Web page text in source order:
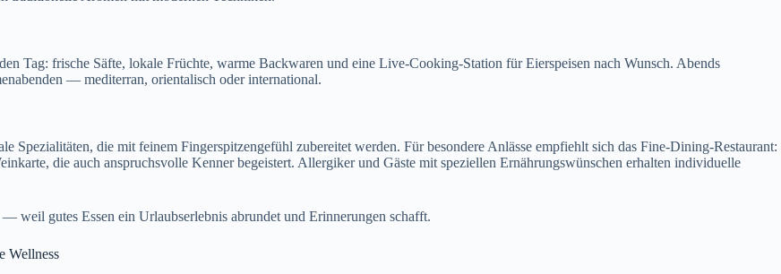
Tag: frische Säfte, lokale Früchte, warme Backwaren und eine Live-Cooking-Station für Eierspeisen nach Wunsch. Abends
— mediterran, orientalisch oder international.
Spezialitäten, die mit feinem Fingerspitzengefühl zubereitet werden. Für besondere Anlässe empfiehlt sich das Fine-Dining-Restaurant:
die auch anspruchsvolle Kenner begeistert. Allergiker und Gäste mit speziellen Ernährungswünschen erhalten individuelle
gutes Essen ein Urlaubserlebnis abrundet und Erinnerungen schafft.
Wellness